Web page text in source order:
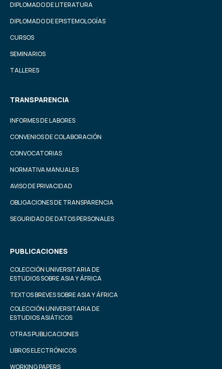
DIPLOMADO DE LITERATURA
DIPLOMADO DE EPISTEMOLOGÍAS
CURSOS
SEMINARIOS
TALLERES
TRANSPARENCIA
INFORMES DE LABORES
CONVENIOS DE COLABORACIÓN
CONVOCATORIAS
NORMATIVA MANUALES
AVISO DE PRIVACIDAD
OBLIGACIONES DE TRANSPARENCIA
SEGURIDAD DE DATOS PERSONALES
PUBLICACIONES
COLECCIÓN UNIVERSITARIA DE
ESTUDIOS SOBRE ASIA Y ÁFRICA
TEXTOS BREVES SOBRE ASIA Y ÁFRICA
COLECCIÓN UNIVERSITARIA DE
ESTUDIOS ASIÁTICOS
OTRAS PUBLICACIONES
LIBROS ELECTRÓNICOS
WORKING PAPERS